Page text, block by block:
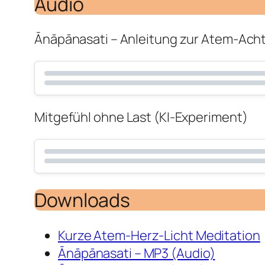
Ānāpānasati – Anleitung zur Atem-
Mitgefühl ohne Last (KI-Experiment)
Downloads
Kurze Atem-Herz-Licht Meditation
Ānāpānasati – MP3 (Audio)